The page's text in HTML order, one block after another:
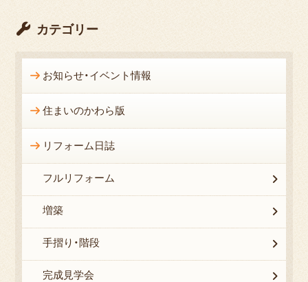
カテゴリー
お知らせ・イベント情報
住まいのかわら版
リフォーム日誌
フルリフォーム
増築
手摺り・階段
完成見学会